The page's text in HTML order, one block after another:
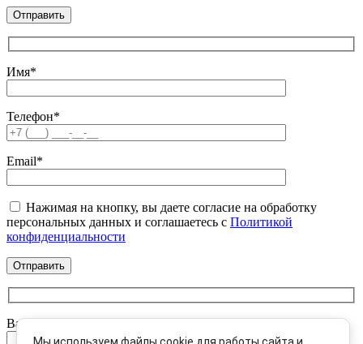
Имя*
Телефон*
Email*
Нажимая на кнопку, вы даете согласие на обработку
персональных данных и соглашаетесь c Политикой
конфиденциальности
Ваше имя: